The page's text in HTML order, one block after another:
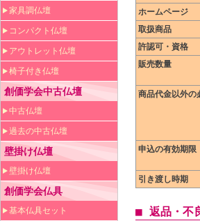
家具調仏壇
コンパクト仏壇
アウトレット仏壇
椅子付き仏壇
創価学会中古仏壇
中古仏壇
過去の中古仏壇
壁掛け仏壇
壁掛け仏壇
創価学会仏具
基本仏具セット
ホームページ
取扱商品
許認可・資格
販売数量
商品代金以外の
申込の有効期限
引き渡し時期
■ 返品・不